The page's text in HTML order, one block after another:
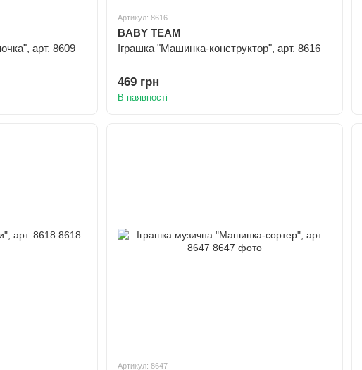
арт. 8609
Артикул: 8616
BABY TEAM
Іграшка "Машинка-конструктор", арт. 8616
469 грн
В наявності
Артикул: 8647